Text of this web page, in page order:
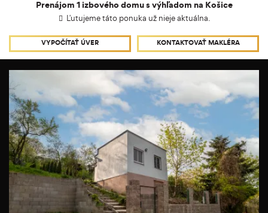
Prenájom 1 izbového domu s výhľadom na Košice
Ľutujeme táto ponuka už nieje aktuálna.
VYPOČÍTAŤ ÚVER KONTAKTOVAŤ MAKLÉRA